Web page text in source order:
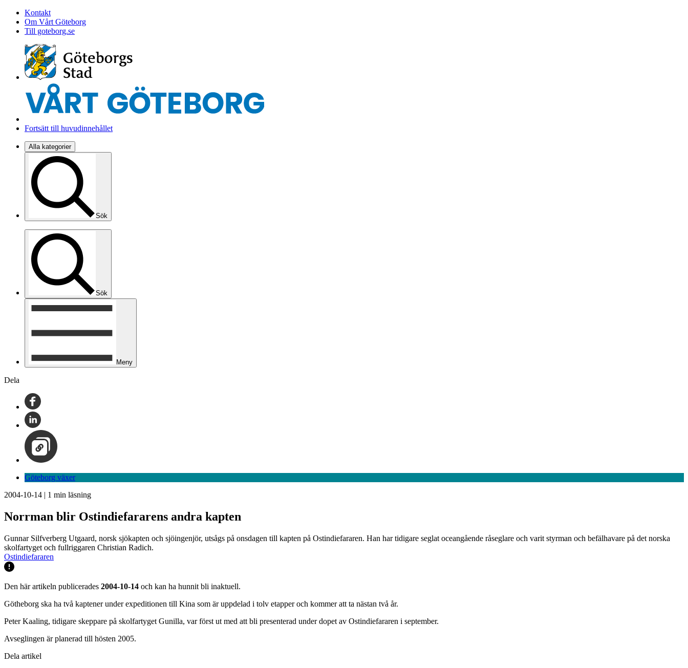
Kontakt
Om Vårt Göteborg
Till goteborg.se
Fortsätt till huvudinnehållet
Alla kategorier
Sök
Sök
Meny
Dela
Göteborg växer
2004-10-14 | 1 min läsning
Norrman blir Ostindiefararens andra kapten
Gunnar Silfverberg Utgaard, norsk sjökapten och sjöingenjör, utsågs på onsdagen till kapten på Ostindiefararen. Han har tidigare seglat oceangående råseglare och varit styrman och befälhavare på det norska
skolfartyget och fullriggaren Christian Radich.
Ostindiefararen
Den här artikeln publicerades 2004-10-14 och kan ha hunnit bli inaktuell.
Götheborg ska ha två kaptener under expeditionen till Kina som är uppdelad i tolv etapper och kommer att ta nästan två år.
Peter Kaaling, tidigare skeppare på skolfartyget Gunilla, var först ut med att bli presenterad under dopet av Ostindiefararen i september.
Avseglingen är planerad till hösten 2005.
Dela artikel